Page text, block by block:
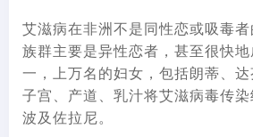
艾滋病在非洲不是同性恋或吸毒
族群主要是异性恋者，甚至很快
一，上万名的妇女，包括朗蒂、
子宫、产道、乳汁将艾滋病毒传
波及佐拉尼。